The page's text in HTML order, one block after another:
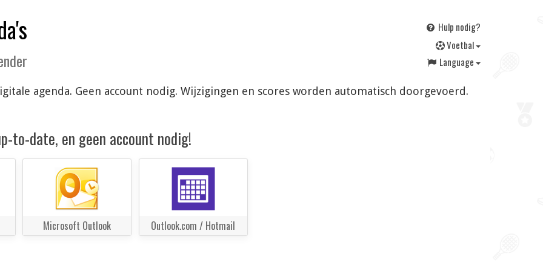
Hulp nodig?
Voetbal
Language
agenda. Geen account nodig. Wijzigingen en scores worden automatisch doorgevoerd.
to-date, en geen account nodig!
Microsoft Outlook Outlook.com / Hotmail